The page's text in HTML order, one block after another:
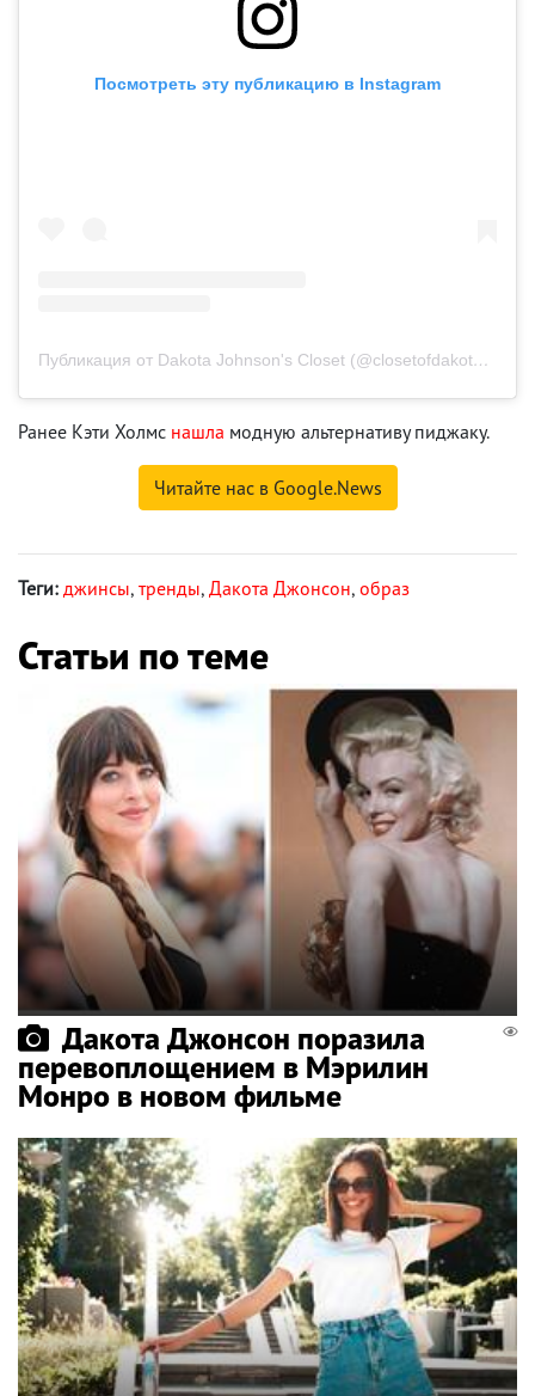
Посмотреть эту публикацию в Instagram
Публикация от Dakota Johnson's Closet (@closetofdakotajohnson)
Ранее Кэти Холмс нашла модную альтернативу пиджаку.
Читайте нас в Google.News
Теги: джинсы, тренды, Дакота Джонсон, образ
Статьи по теме
Дакота Джонсон поразила
перевоплощением в Мэрилин
Монро в новом фильме